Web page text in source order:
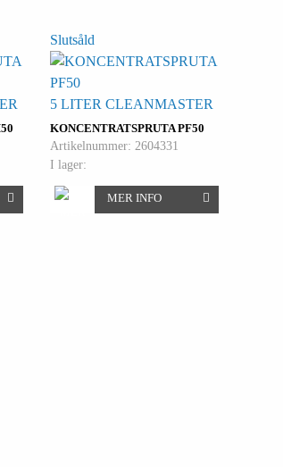
Slutsåld
KONCENTRATSPRUTA PF50
5 LITER CLEANMASTER
Artikelnummer: 2604331
I lager:
MER INFO